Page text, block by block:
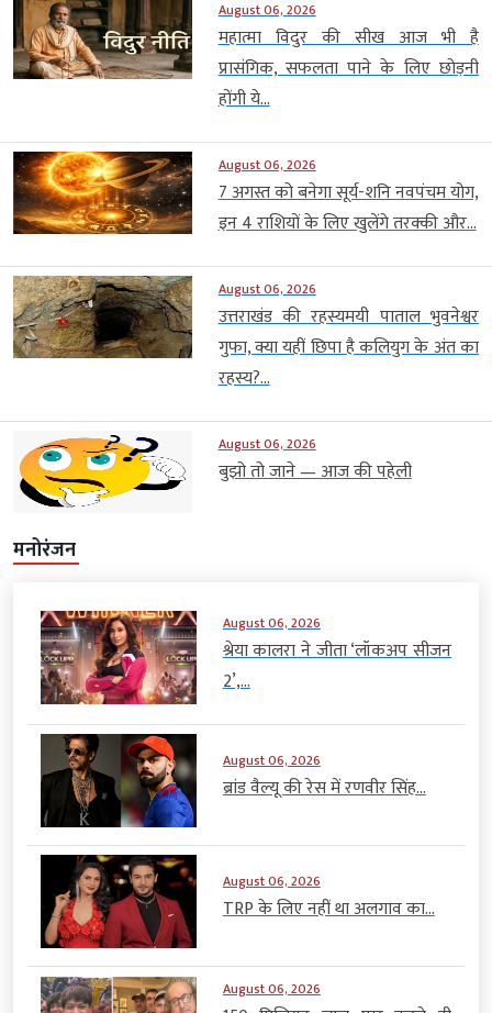
August 06, 2026
महात्मा विदुर की सीख आज भी है
प्रासंगिक, सफलता पाने के लिए छोड़नी
होंगी ये...
August 06, 2026
7 अगस्त को बनेगा सूर्य-शनि नवपंचम योग,
इन 4 राशियों के लिए खुलेंगे तरक्की और...
August 06, 2026
उत्तराखंड की रहस्यमयी पाताल भुवनेश्वर
गुफा, क्या यहीं छिपा है कलियुग के अंत का
रहस्य?...
August 06, 2026
बुझो तो जाने — आज की पहेली
मनोरंजन
August 06, 2026
श्रेया कालरा ने जीता ‘लॉकअप सीजन
2’,...
August 06, 2026
ब्रांड वैल्यू की रेस में रणवीर सिंह...
August 06, 2026
TRP के लिए नहीं था अलगाव का...
August 06, 2026